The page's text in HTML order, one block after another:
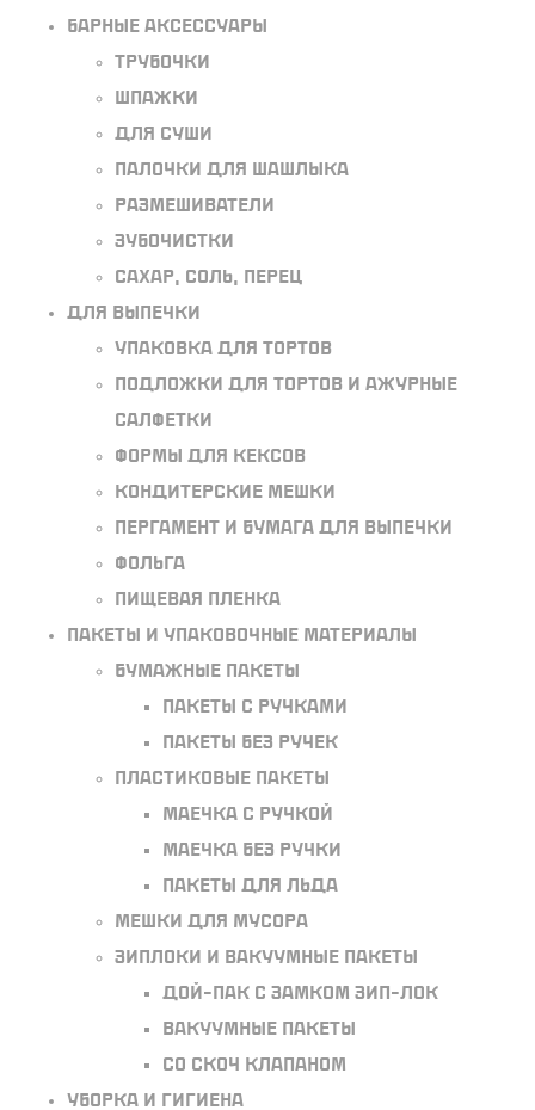
Барные аксессуары
Трубочки
Шпажки
Для суши
Палочки для шашлыка
Размешиватели
Зубочистки
Сахар, соль, перец
Для выпечки
Упаковка для тортов
Подложки для тортов и ажурные
салфетки
Формы для кексов
Кондитерские мешки
Пергамент и бумага для выпечки
Фольга
Пищевая пленка
Пакеты и упаковочные материалы
Бумажные пакеты
Пакеты с ручками
Пакеты без ручек
Пластиковые пакеты
Маечка с ручкой
Маечка без ручки
Пакеты для льда
Мешки для мусора
Зиплоки и вакуумные пакеты
Дой-пак с замком зип-лок
Вакуумные пакеты
Со скоч клапаном
Уборка и гигиена